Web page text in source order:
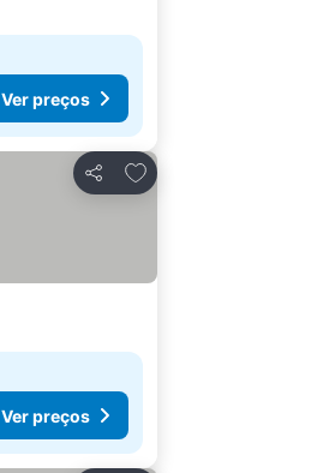
Ver preços
Partilhar
Adicionar aos favoritos
Ver preços